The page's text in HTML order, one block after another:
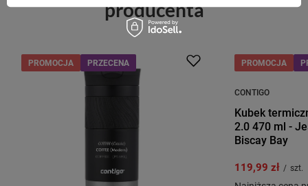
producenta
PROMOCJA PRZECENA PROMOCJA
CONTIGO
Kubek
2.0 470 ml -
Biscay Bay
119,99 zł / szt.